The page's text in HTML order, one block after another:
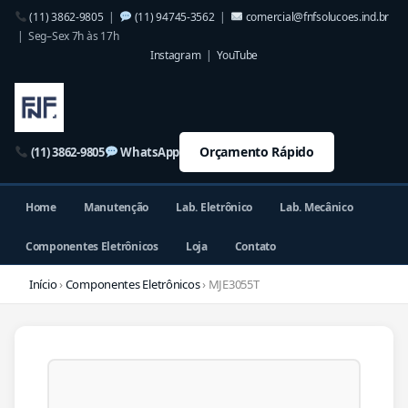
(11) 3862-9805| (11) 94745-3562|
comercial@fnfsolucoes.ind.br
| Seg–Sex 7h às 17h
Instagram|YouTube
(11) 3862-9805 WhatsApp Orçamento Rápido
Home Manutenção Lab. Eletrônico Lab. Mecânico
Componentes Eletrônicos Loja Contato
Início›Componentes Eletrônicos› MJE3055T